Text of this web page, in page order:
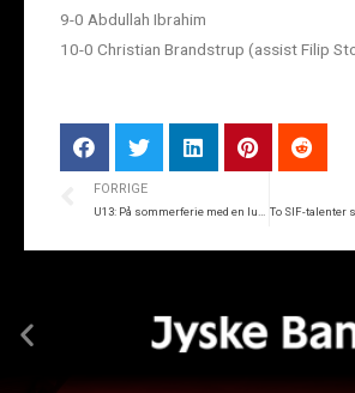
9-0 Abdullah Ibrahim
10-0 Christian Brandstrup (assist Filip
FORRIGE